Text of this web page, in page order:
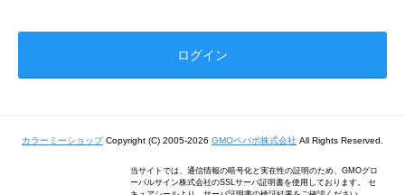
カラーミーショップCopyright (C) 2005-2026 GMOペパボ株式会社 All Rights Reserved.
当サイトでは、通信情報の暗号化と実在性の証明のため、GMOグロ
ーバルサイン株式会社のSSLサーバ証明書を使用しております。 セ